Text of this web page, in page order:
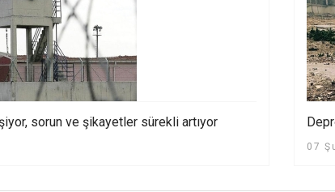
sorun ve şikayetler sürekli artıyor
07